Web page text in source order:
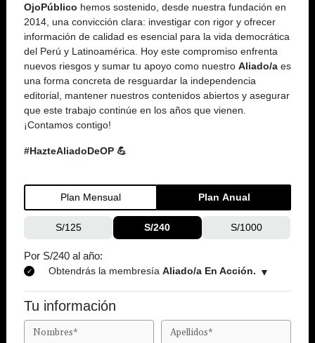
OjoPúblico hemos sostenido, desde nuestra fundación en
2014, una convicción clara: investigar con rigor y ofrecer
información de calidad es esencial para la vida democrática
del Perú y Latinoamérica. Hoy este compromiso enfrenta
nuevos riesgos y sumar tu apoyo como nuestro Aliado/a es
una forma concreta de resguardar la independencia
editorial, mantener nuestros contenidos abiertos y asegurar
que este trabajo continúe en los años que vienen.
¡Contamos contigo!
#HazteAliadoDeOP 💪
Plan Mensual Plan Anual
S/125 S/240 S/1000
Por S/240 al año:
Obtendrás la membresía Aliado/a En Acción.
Tu información